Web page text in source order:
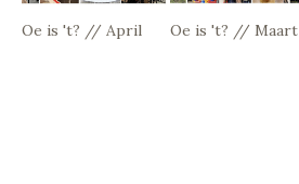
Oe is 't? // April Oe is 't? // Maart